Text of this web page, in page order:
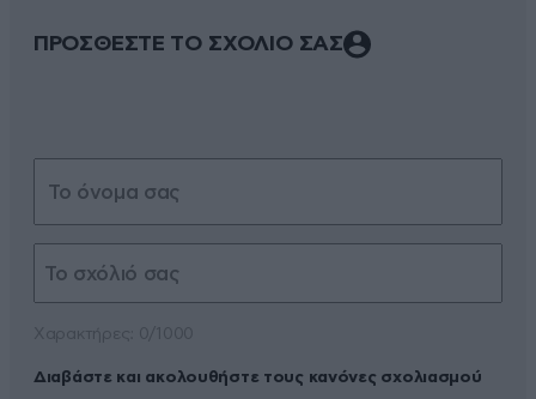
ΠΡΟΣΘΕΣΤΕ ΤΟ ΣΧΟΛΙΟ ΣΑΣ
Διαβάστε και ακολουθήστε τους κανόνες σχολιασμού